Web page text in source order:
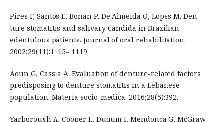
Pires F, Santos E, Bonan P, De Almeida O, Lopes M. Den-
ture stomatitis and salivary Candida in Brazilian
edentulous patients. Journal of oral rehabilitation.
2002;29(11):1115– 1119.
Aoun G, Cassia A. Evaluation of denture-related factors
predisposing to denture stomatitis in a Lebanese
population. Materia socio-medica. 2016;28(5):392.
Yarborough A, Cooper L, Duqum I, Mendonça G, McGraw